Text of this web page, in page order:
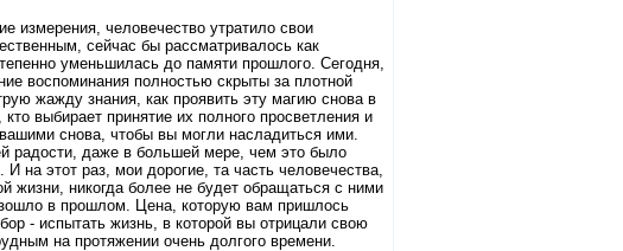
измерения, человечество утратило свои
сейчас бы рассматривалось как
уменьшилась до памяти прошлого. Сегодня,
воспоминания полностью скрыты за плотной
жажду знания, как проявить эту магию снова в
выбирает принятие их полного просветления и
снова, чтобы вы могли насладиться ими.
радости, даже в большей мере, чем это было
на этот раз, мои дорогие, та часть человечества,
жизни, никогда более не будет обращаться с ними
в прошлом. Цена, которую вам пришлось
- испытать жизнь, в которой вы отрицали свою
на протяжении очень долгого времени.